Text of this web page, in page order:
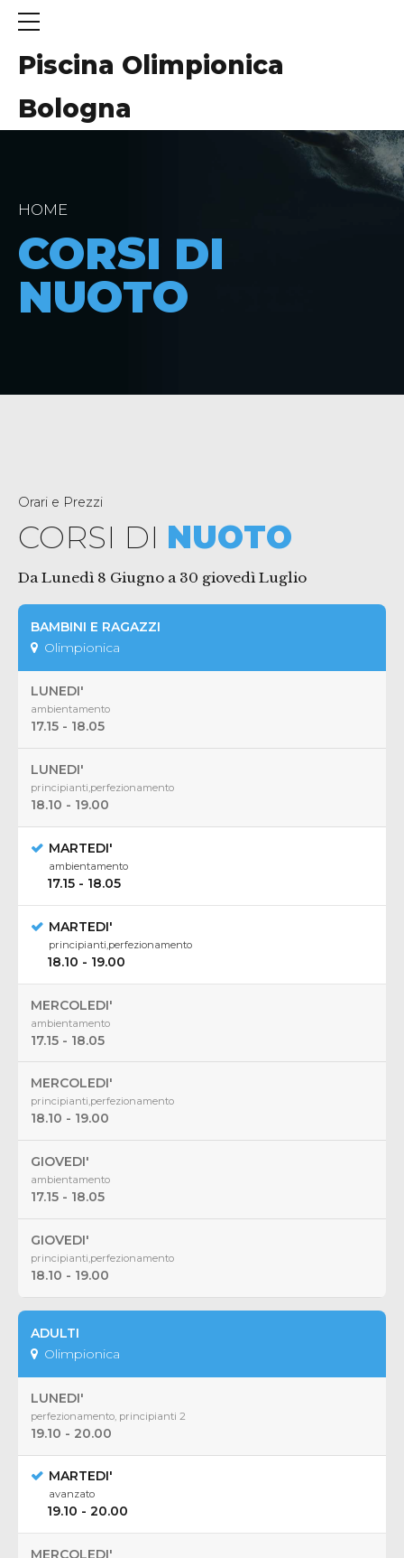
Piscina Olimpionica
Bologna
HOME
CORSI DI
NUOTO
Orari e Prezzi
CORSI DI NUOTO
Da Lunedì 8 Giugno a 30 giovedì Luglio
BAMBINI E RAGAZZI
Olimpionica
LUNEDI'
ambientamento
17.15 - 18.05
LUNEDI'
principianti,perfezionamento
18.10 - 19.00
MARTEDI'
ambientamento
17.15 - 18.05
MARTEDI'
principianti,perfezionamento
18.10 - 19.00
MERCOLEDI'
ambientamento
17.15 - 18.05
MERCOLEDI'
principianti,perfezionamento
18.10 - 19.00
GIOVEDI'
ambientamento
17.15 - 18.05
GIOVEDI'
principianti,perfezionamento
18.10 - 19.00
ADULTI
Olimpionica
LUNEDI'
perfezionamento, principianti 2
19.10 - 20.00
MARTEDI'
avanzato
19.10 - 20.00
MERCOLEDI'